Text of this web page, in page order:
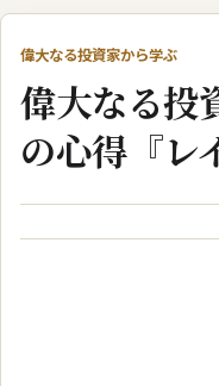
偉大なる投資家から学ぶ
偉大なる投
の心得『レ